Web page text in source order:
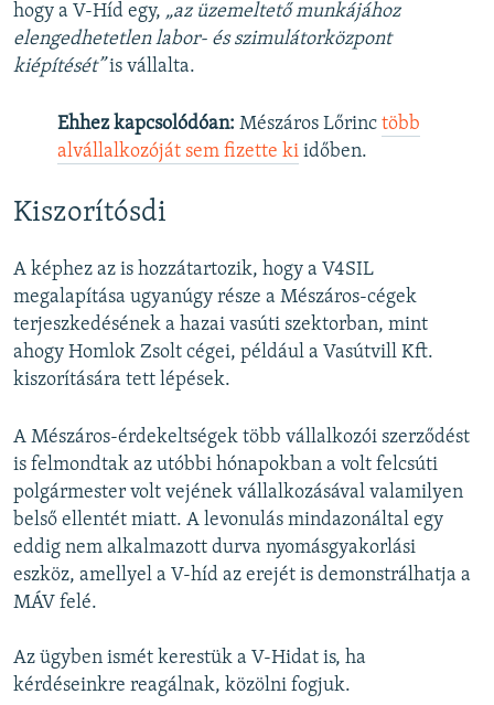
hogy a V-Híd egy, „az üzemeltető munkájához
elengedhetetlen labor- és szimulátorközpont
kiépítését”is vállalta.
Ehhez kapcsolódóan: Mészáros Lőrinc több
alvállalkozóját sem fizette ki időben.
Kiszorítósdi
A képhez az is hozzátartozik, hogy a V4SIL
megalapítása ugyanúgy része a Mészáros-cégek
terjeszkedésének a hazai vasúti szektorban, mint
ahogy Homlok Zsolt cégei, például a Vasútvill Kft.
kiszorítására tett lépések.
A Mészáros-érdekeltségek több vállalkozói szerződést
is felmondtak az utóbbi hónapokban a volt felcsúti
polgármester volt vejének vállalkozásával valamilyen
belső ellentét miatt. A levonulás mindazonáltal egy
eddig nem alkalmazott durva nyomásgyakorlási
eszköz, amellyel a V-híd az erejét is demonstrálhatja a
MÁV felé.
Az ügyben ismét kerestük a V-Hidat is, ha
kérdéseinkre reagálnak, közölni fogjuk.